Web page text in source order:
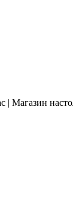
| Магазин